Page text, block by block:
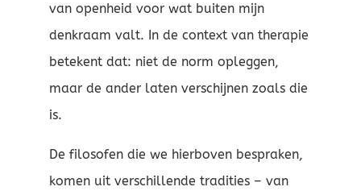
van openheid voor wat buiten mijn
denkraam valt. In de context van therapie
betekent dat: niet de norm opleggen,
maar de ander laten verschijnen zoals die
is.
De filosofen die we hierboven bespraken,
komen uit verschillende tradities – van